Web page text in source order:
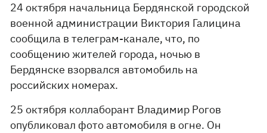
24 октября начальница Бердянской городской
военной администрации Виктория Галицина
сообщила в телеграм-канале, что, по
сообщению жителей города, ночью в
Бердянске взорвался автомобиль на
российских номерах.
25 октября коллаборант Владимир Рогов
опубликовал фото автомобиля в огне. Он